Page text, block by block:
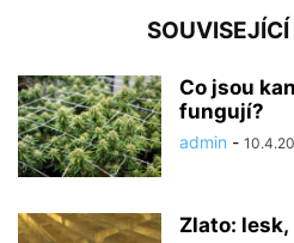
Co jsou
fungují?
admin -
Zlato: